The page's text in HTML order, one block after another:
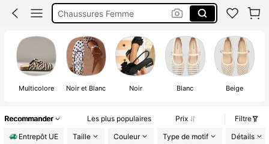
Chaussures Femme
Ballerine
Multicolore Noir et Blanc Noir Blanc Beige
Recommander Les plus populaires Prix
Filtre
Entrepôt UE
Taille Couleur Type de motif Détails